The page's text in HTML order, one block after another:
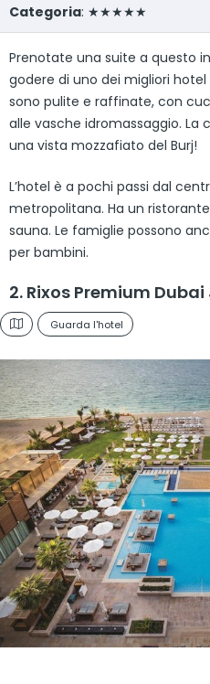
Categoria: ★★★★★
Prenotate una suite a questo
godere di uno dei migliori hotel
sono pulite e raffinate, con
alle vasche idromassaggio.
una vista mozzafiato del Burj!
L’hotel è a pochi passi dal
metropolitana. Ha un
sauna. Le famiglie possono
per bambini.
2. Rixos Premium Dubai
Guarda l'hotel